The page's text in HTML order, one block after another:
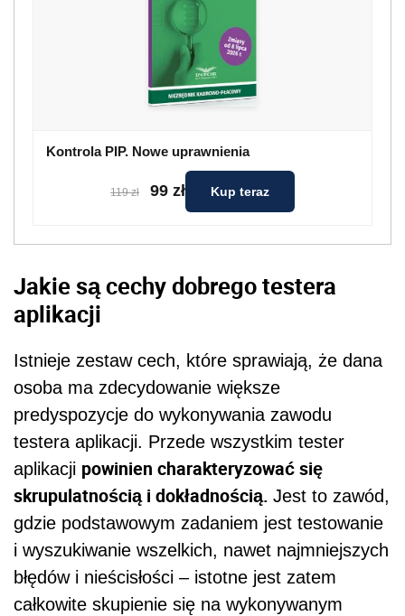
Kontrola PIP. Nowe uprawnienia
119 zł 99 zł Kup teraz
Jakie są cechy dobrego testera
aplikacji
Istnieje zestaw cech, które sprawiają, że dana
osoba ma zdecydowanie większe
predyspozycje do wykonywania zawodu
testera aplikacji. Przede wszystkim tester
aplikacji powinien charakteryzować się
skrupulatnością i dokładnością. Jest to zawód,
gdzie podstawowym zadaniem jest testowanie
i wyszukiwanie wszelkich, nawet najmniejszych
błędów i nieścisłości – istotne jest zatem
całkowite skupienie się na wykonywanym